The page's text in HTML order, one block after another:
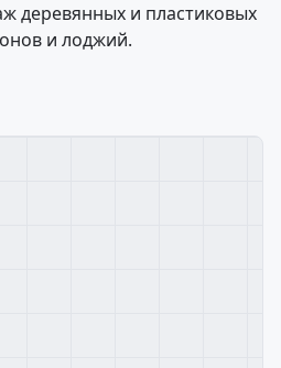
деревянных и пластиковых
и лоджий.